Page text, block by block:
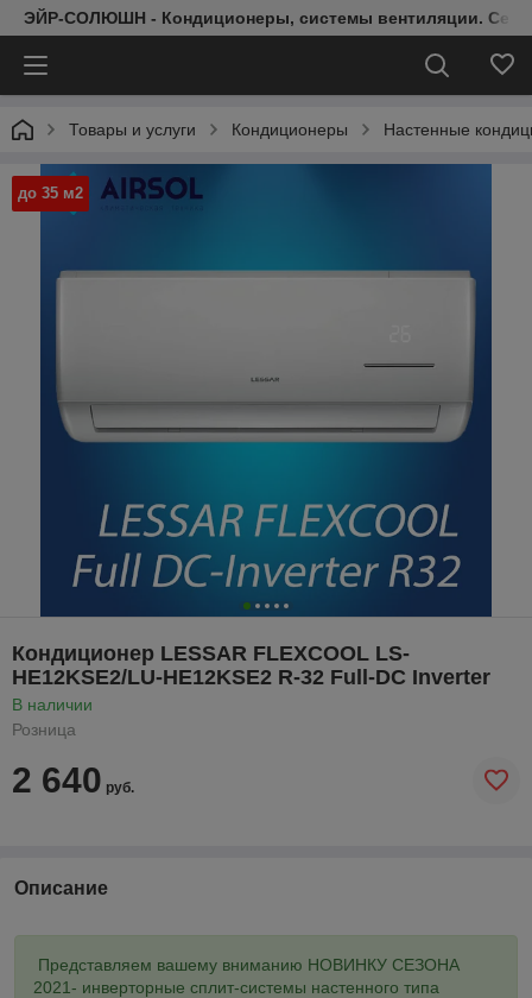
ЭЙР-СОЛЮШН - Кондиционеры, системы вентиляции.
Товары и услуги Кондиционеры Настенные
до 35 м2
Кондиционер LESSAR FLEXCOOL LS-
HE12KSE2/LU-HE12KSE2 R-32 Full-DC Inverter
В наличии
Розница
2 640 руб.
Описание
Представляем вашему вниманию НОВИНКУ СЕЗОНА
2021- инверторные сплит-системы настенного типа